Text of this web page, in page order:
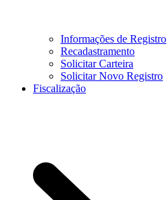
Informações de Registro
Recadastramento
Solicitar Carteira
Solicitar Novo Registro
Fiscalização